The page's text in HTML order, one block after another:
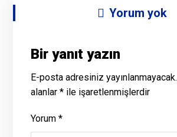
Yorum yok
Bir yanıt yazın
E-posta adresiniz yayınlanmayacak.
alanlar* ile işaretlenmişlerdir
Yorum*